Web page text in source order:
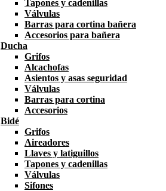
Tapones y cadenillas
Válvulas
Barras para cortina bañera
Accesorios para bañera
Ducha
Grifos
Alcachofas
Asientos y asas seguridad
Válvulas
Barras para cortina
Accesorios
Bidé
Grifos
Aireadores
Llaves y latiguillos
Tapones y cadenillas
Válvulas
Sifones